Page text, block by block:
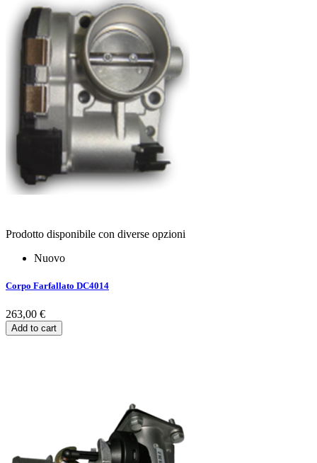
Prodotto disponibile con diverse opzioni
Nuovo
Corpo Farfallato DC4014
263,00 €
Add to cart